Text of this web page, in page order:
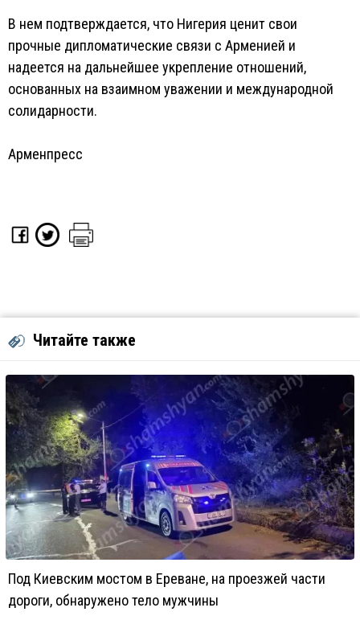
В нем подтверждается, что Нигерия ценит свои
прочные дипломатические связи с Арменией и
надеется на дальнейшее укрепление отношений,
основанных на взаимном уважении и международной
солидарности.
Арменпресс
Читайте также
Под Киевским мостом в Ереване, на проезжей части
дороги, обнаружено тело мужчины